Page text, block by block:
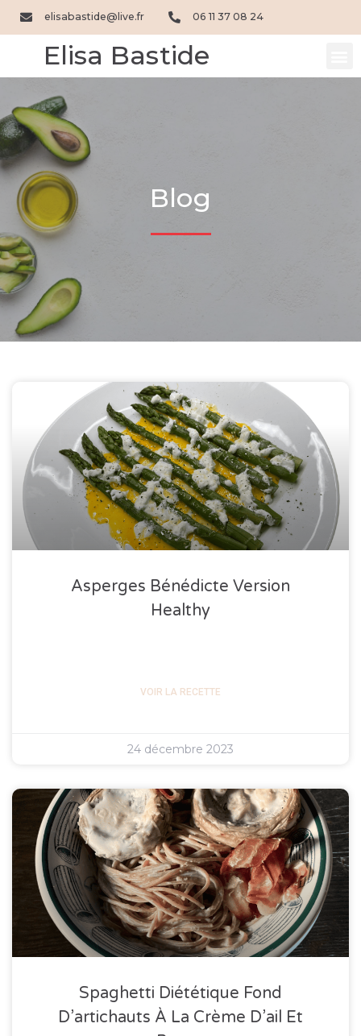
elisabastide@live.fr 06 11 37 08 24
Elisa Bastide
Blog
Asperges Bénédicte Version
Healthy
VOIR LA RECETTE
24 décembre 2023
Spaghetti Diététique Fond
D’artichauts À La Crème D’ail Et